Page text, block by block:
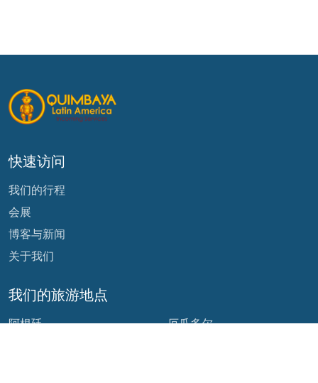
我们的旅游地点
阿根廷
厄瓜多尔
快速访问
我们的行程
会展
博客与新闻
关于我们